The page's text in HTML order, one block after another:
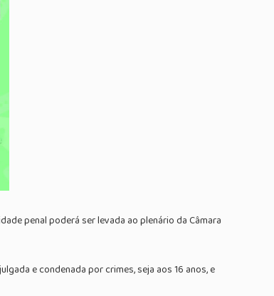
penal poderá ser levada ao plenário da Câmara
e condenada por crimes, seja aos 16 anos, e